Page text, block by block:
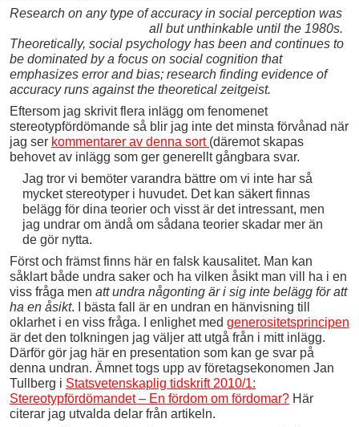
Research on any type of accuracy in social perception was
all but unthinkable until the 1980s.
Theoretically, social psychology has been and continues to
be dominated by a focus on social cognition that
emphasizes error and bias; research finding evidence of
accuracy runs against the theoretical zeitgeist.
Eftersom jag skrivit flera inlägg om fenomenet
stereotypfördömande så blir jag inte det minsta förvånad när
jag ser kommentarer av denna sort (däremot skapas
behovet av inlägg som ger generellt gångbara svar.
Jag tror vi bemöter varandra bättre om vi inte har så
mycket stereotyper i huvudet. Det kan säkert finnas
belägg för dina teorier och visst är det intressant, men
jag undrar om ändå om sådana teorier skadar mer än
de gör nytta.
Först och främst finns här en falsk kausalitet. Man kan
såklart både undra saker och ha vilken åsikt man vill ha i en
viss fråga men att undra någonting är i sig inte belägg för att
ha en åsikt. I bästa fall är en undran en hänvisning till
oklarhet i en viss fråga. I enlighet med generositetsprincipen
är det den tolkningen jag väljer att utgå från i mitt inlägg.
Därför gör jag här en presentation som kan ge svar på
denna undran. Ämnet togs upp av företagsekonomen Jan
Tullberg i Statsvetenskaplig tidskrift 2010/1:
Stereotypfördömandet – En fördom om fördomar? Här
citerar jag utvalda delar från artikeln.